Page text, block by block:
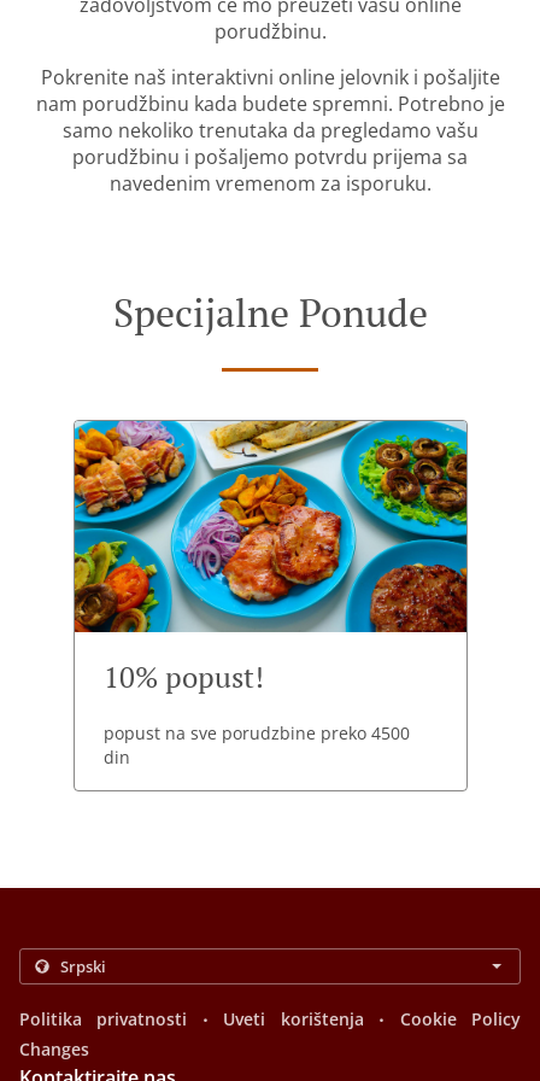
porudžbinu.
Pokrenite naš interaktivni online jelovnik i pošaljite
nam porudžbinu kada budete spremni. Potrebno je
samo nekoliko trenutaka da pregledamo vašu
porudžbinu i pošaljemo potvrdu prijema sa
navedenim vremenom za isporuku.
Specijalne Ponude
10% popust!
popust na sve porudzbine preko 4500
din
Politika privatnosti . Uveti korištenja .
Cookie Policy
Changes